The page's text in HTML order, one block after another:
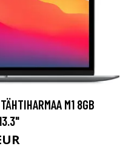
M1 8GB